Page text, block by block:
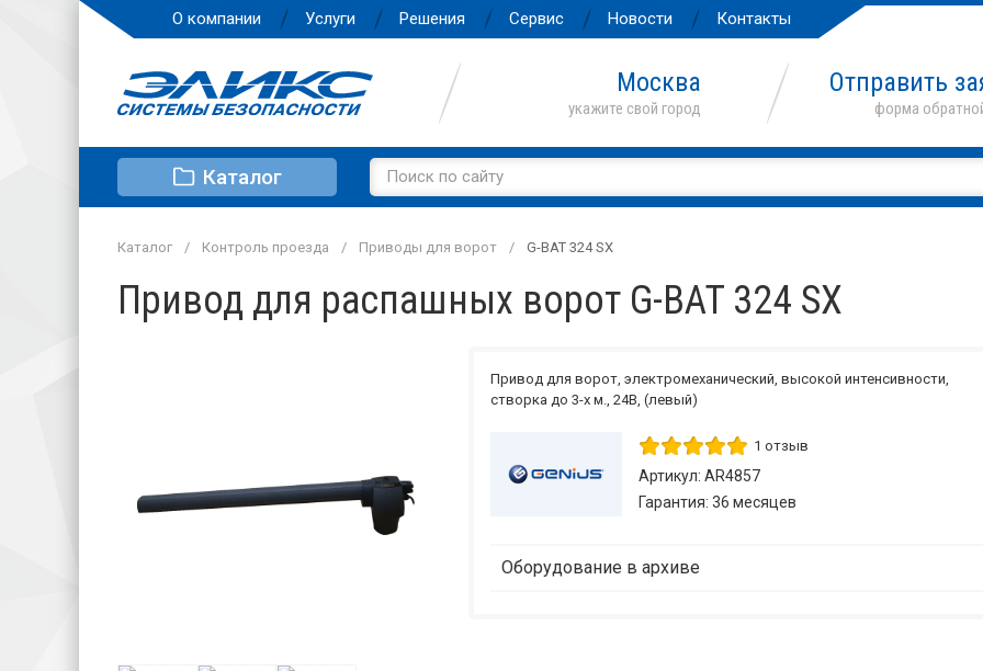
О компании Услуги Решения Сервис Новости Контакты
Москва Отправить
Каталог
Каталог Контроль проезда Приводы для ворот G-BAT 324 SX
Привод для распашных ворот G-BAT 324 SX
Привод для ворот, электромеханический, высокой интенсивности,
створка до 3-х м., 24В, (левый)
1 отзыв
Артикул: AR4857
Гарантия: 36 месяцев
Оборудование в архиве